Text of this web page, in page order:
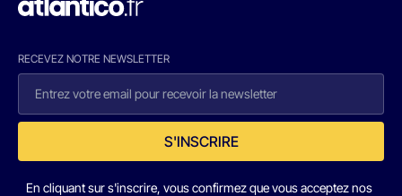
RECEVEZ NOTRE NEWSLETTER
S'INSCRIRE
En cliquant sur s'inscrire, vous confirmez que vous acceptez nos